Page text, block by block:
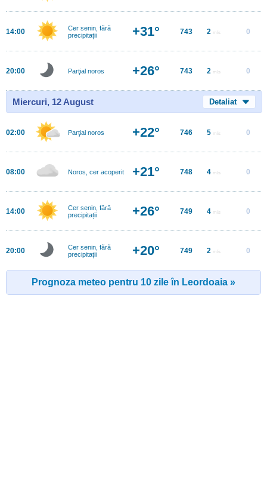
14:00
Cer senin, fără
precipitații
+31° 743 2 m/s 0
20:00 Parţial noros +26° 743 2 m/s 0
Miercuri, 12 August Detaliat
02:00 Parţial noros +22° 746 5 m/s 0
08:00 Noros, cer acoperit +21° 748 4 m/s 0
14:00
Cer senin, fără
precipitații
+26° 749 4 m/s 0
20:00
Cer senin, fără
precipitații
+20° 749 2 m/s 0
Prognoza meteo pentru 10 zile în Leordoaia »